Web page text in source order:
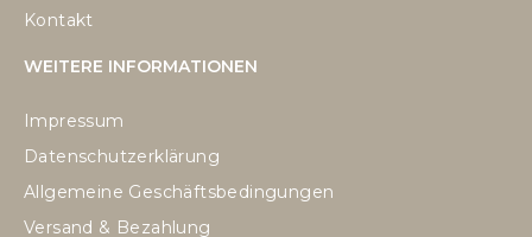
Kontakt
WEITERE INFORMATIONEN
Impressum
Datenschutzerklärung
Allgemeine Geschäftsbedingungen
Versand & Bezahlung